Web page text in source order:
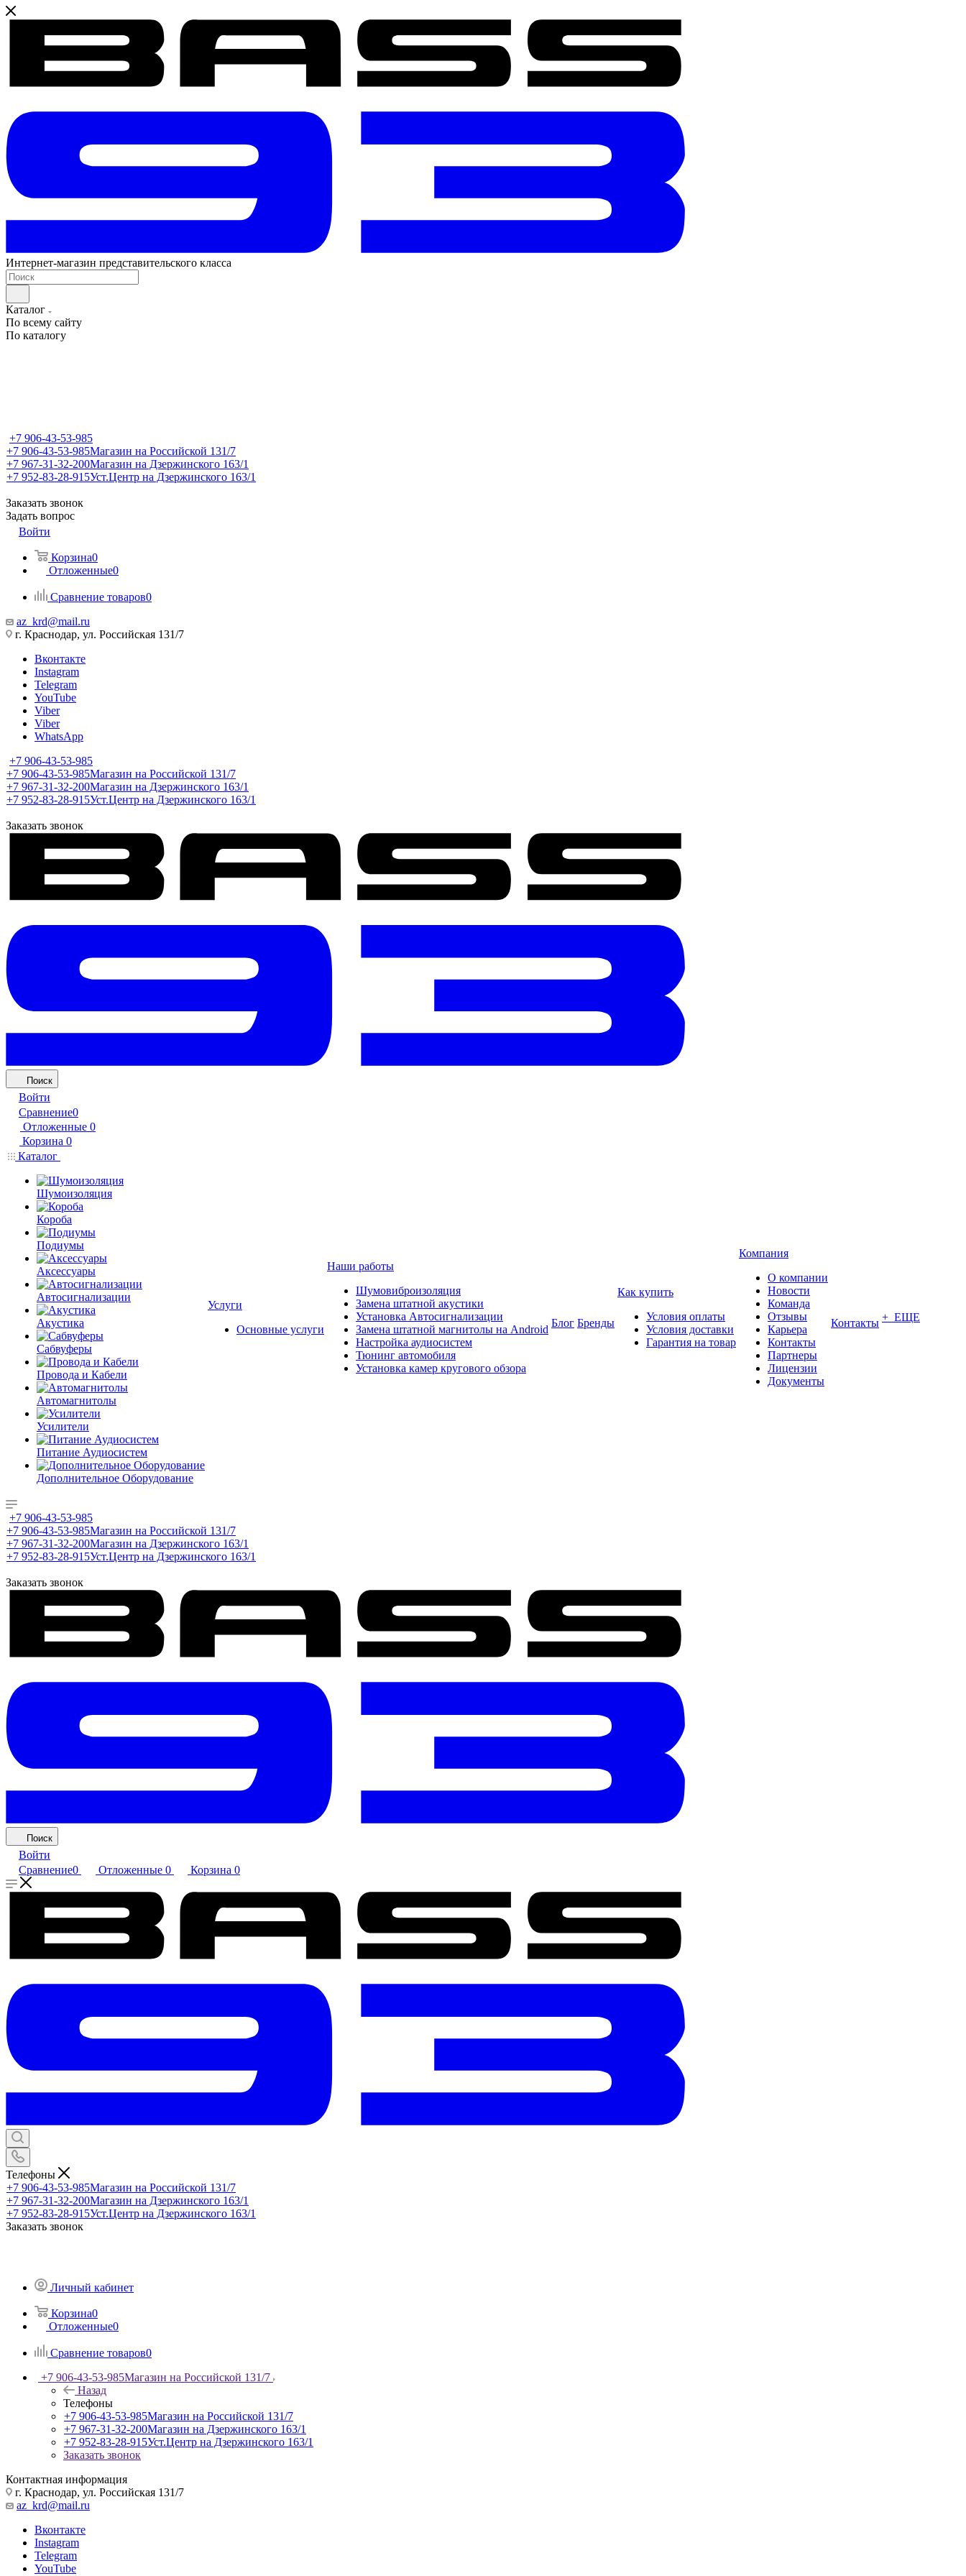
Интернет-магазин представительского класса
Каталог
По всему сайту
По каталогу
+7 906-43-53-985
+7 906-43-53-985Магазин на Российской 131/7
+7 967-31-32-200Магазин на Дзержинского 163/1
+7 952-83-28-915Уст.Центр на Дзержинского 163/1
Заказать звонок
Задать вопрос
Войти
Корзина0
Отложенные0
Сравнение товаров0
az_krd@mail.ru
г. Краснодар, ул. Российская 131/7
Вконтакте
Instagram
Telegram
YouTube
Viber
Viber
WhatsApp
+7 906-43-53-985
+7 906-43-53-985Магазин на Российской 131/7
+7 967-31-32-200Магазин на Дзержинского 163/1
+7 952-83-28-915Уст.Центр на Дзержинского 163/1
Заказать звонок
Поиск
Войти
Сравнение0
Отложенные 0
Корзина 0
Каталог
Шумоизоляция
Короба
Подиумы
Аксессуары
Автосигнализации
Акустика
Сабвуферы
Провода и Кабели
Автомагнитолы
Усилители
Питание Аудиосистем
Дополнительное Оборудование
Услуги
Основные услуги
Наши работы
Шумовиброизоляция
Замена штатной акустики
Установка Автосигнализации
Замена штатной магнитолы на Android
Настройка аудиосистем
Тюнинг автомобиля
Установка камер кругового обзора
Блог Бренды
Как купить
Условия оплаты
Условия доставки
Гарантия на товар
Компания
О компании
Новости
Команда
Отзывы
Карьера
Контакты
Партнеры
Лицензии
Документы
Контакты + ЕЩЕ
+7 906-43-53-985
+7 906-43-53-985Магазин на Российской 131/7
+7 967-31-32-200Магазин на Дзержинского 163/1
+7 952-83-28-915Уст.Центр на Дзержинского 163/1
Заказать звонок
Поиск
Войти
Сравнение0 Отложенные 0 Корзина 0
Телефоны
+7 906-43-53-985Магазин на Российской 131/7
+7 967-31-32-200Магазин на Дзержинского 163/1
+7 952-83-28-915Уст.Центр на Дзержинского 163/1
Заказать звонок
Личный кабинет
Корзина0
Отложенные0
Сравнение товаров0
+7 906-43-53-985Магазин на Российской 131/7
Назад
Телефоны
+7 906-43-53-985Магазин на Российской 131/7
+7 967-31-32-200Магазин на Дзержинского 163/1
+7 952-83-28-915Уст.Центр на Дзержинского 163/1
Заказать звонок
Контактная информация
г. Краснодар, ул. Российская 131/7
az_krd@mail.ru
Вконтакте
Instagram
Telegram
YouTube